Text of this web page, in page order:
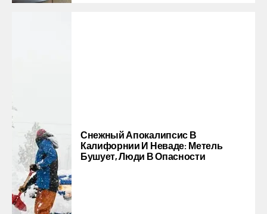
Снежный Апокалипсис В
Калифорнии И Неваде: Метель
Бушует, Люди В Опасности